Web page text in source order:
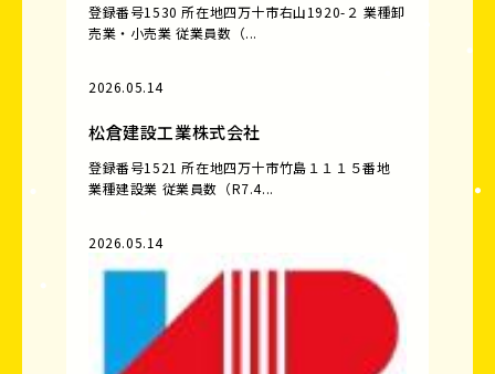
登録番号1530 所在地四万十市右山1920-２ 業種卸
売業・小売業 従業員数（...
2026.05.14
松倉建設工業株式会社
登録番号1521 所在地四万十市竹島１１１５番地
業種建設業 従業員数（R7.4...
2026.05.14